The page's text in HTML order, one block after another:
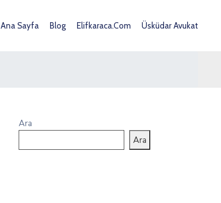
Ana Sayfa Blog Elifkaraca.com Üsküdar Avukat
Ara
Ara